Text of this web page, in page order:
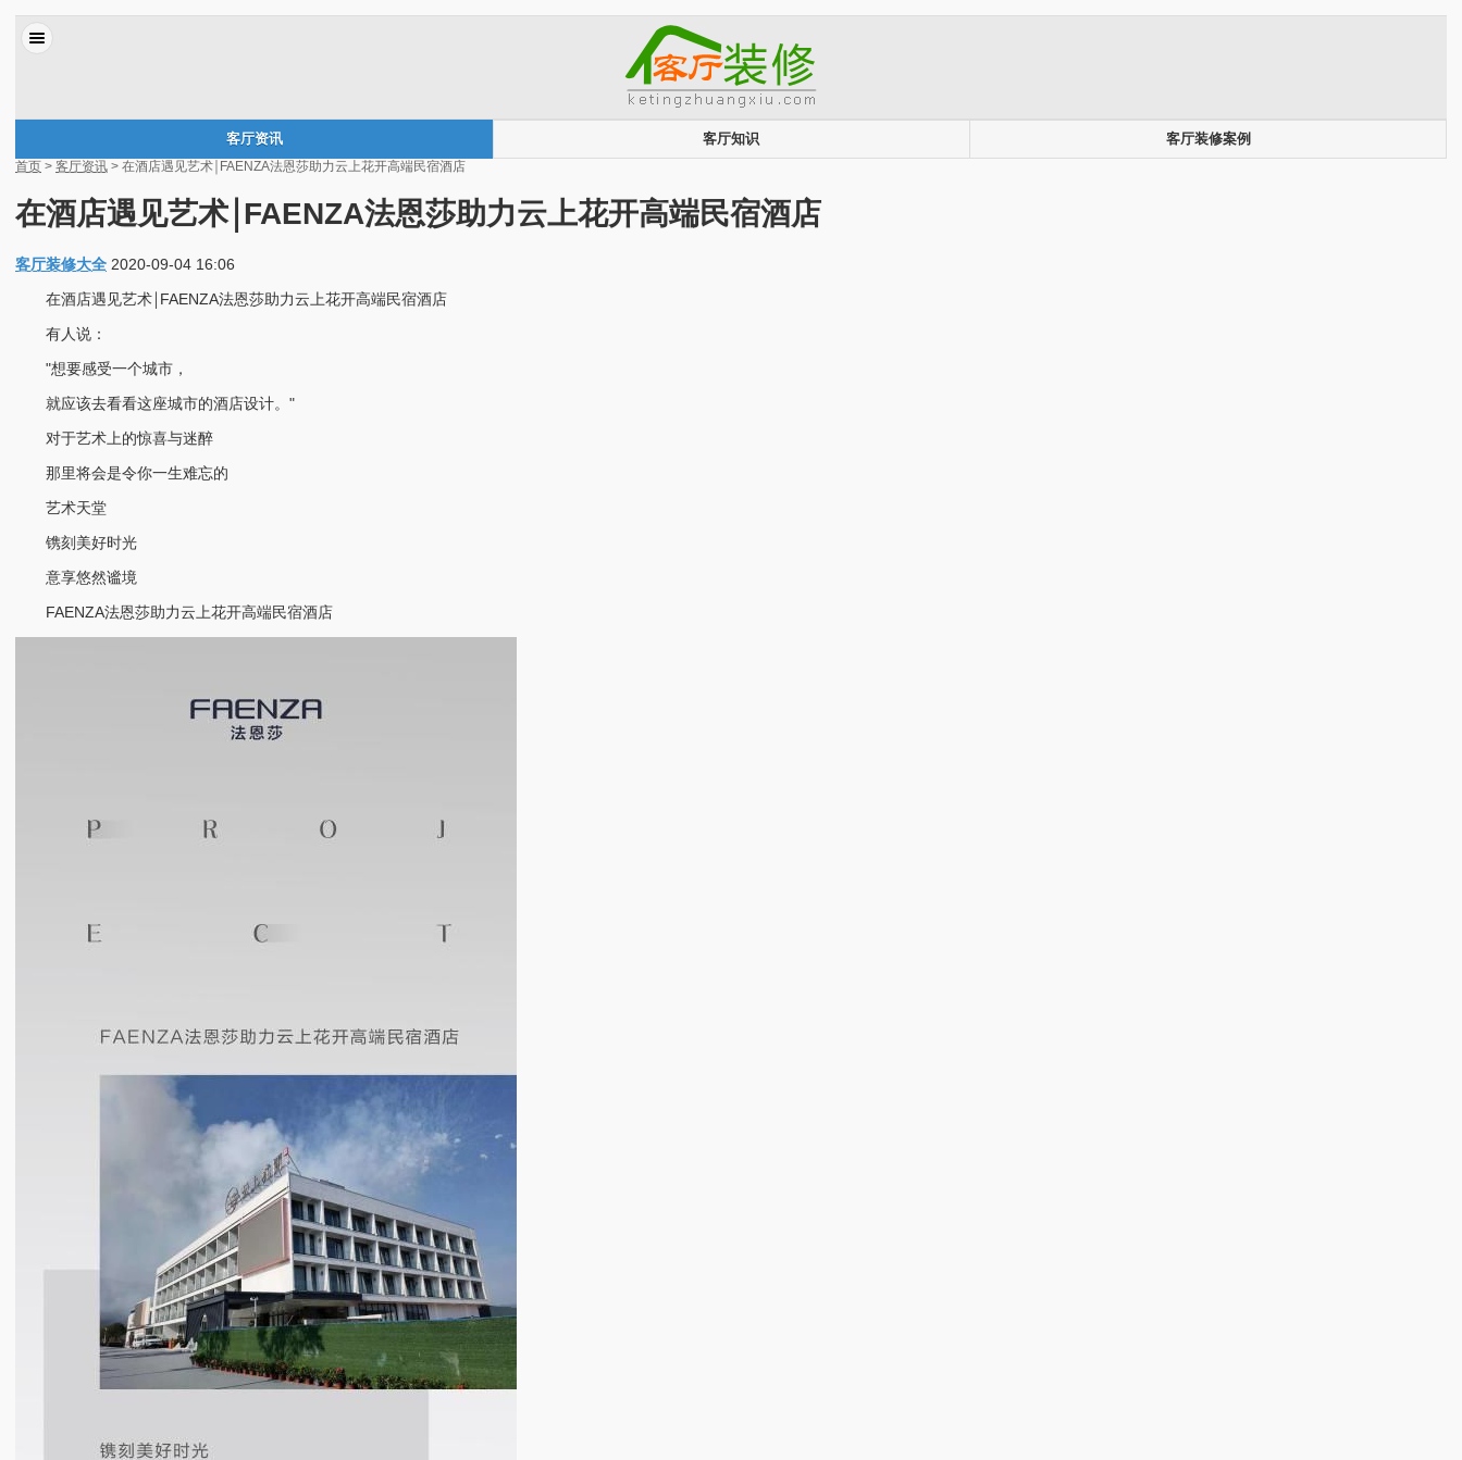
客厅资讯 客厅知识
客厅装修案例
首页 > 客厅资讯 > 在酒店遇见艺术￨FAENZA法恩莎助力云上花开高端民宿酒店
在酒店遇见艺术￨FAENZA法恩莎助力云上花开高端民宿酒店
客厅装修大全 2020-09-04 16:06
在酒店遇见艺术￨FAENZA法恩莎助力云上花开高端民宿酒店
有人说：
"想要感受一个城市，
就应该去看看这座城市的酒店设计。"
对于艺术上的惊喜与迷醉
那里将会是令你一生难忘的
艺术天堂
镌刻美好时光
意享悠然谧境
FAENZA法恩莎助力云上花开高端民宿酒店